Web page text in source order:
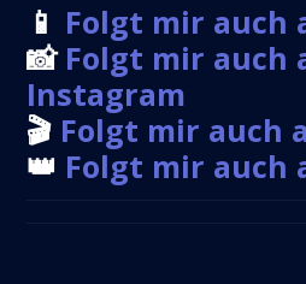
📱 Folgt mir auch
📸 Folgt mir auch
Instagram
🎬 Folgt mir auch
👑 Folgt mir auch